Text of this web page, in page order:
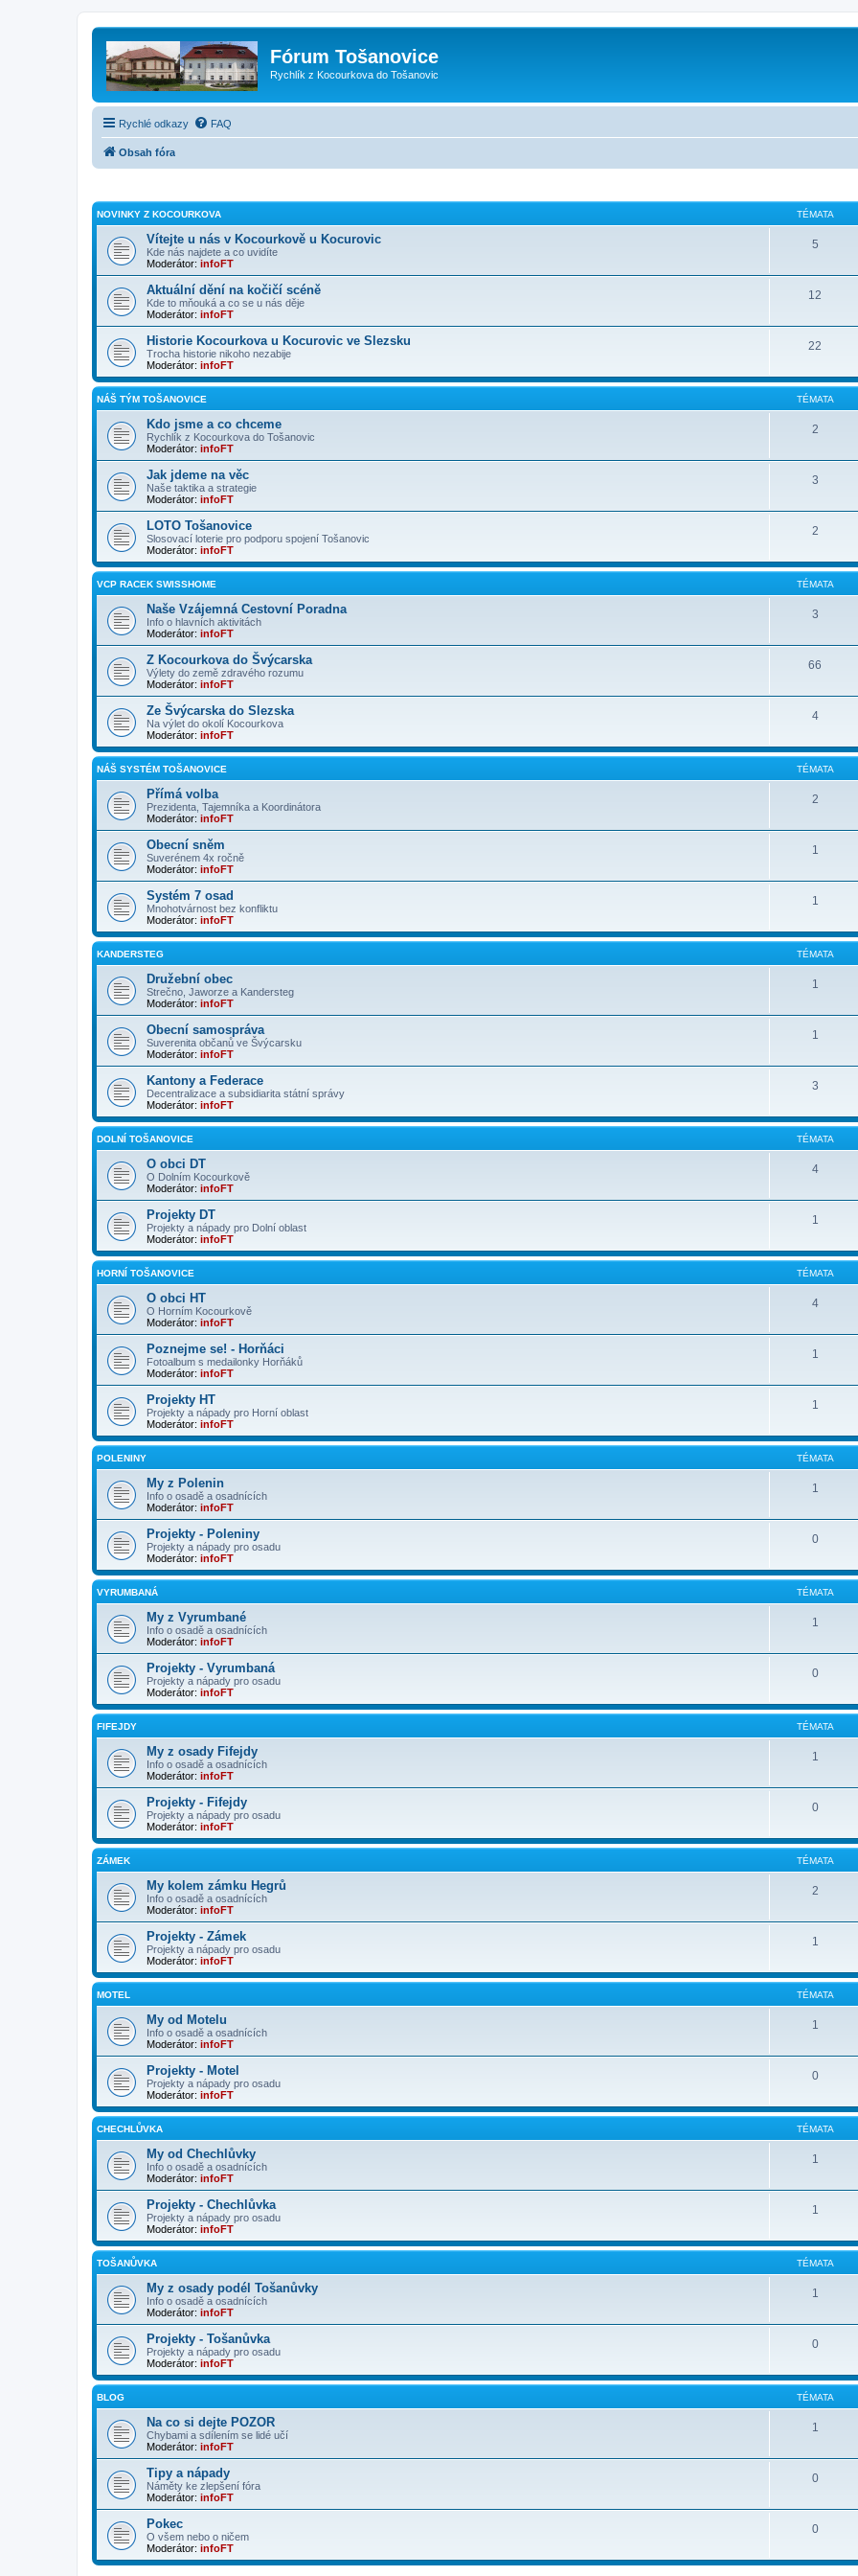
Fórum Tošanovice
Rychlík z Kocourkova do Tošanovic
Rychlé odkazy FAQ
Obsah fóra
NOVINKY Z KOCOURKOVA TÉMATA
Vítejte u nás v Kocourkově u Kocurovic
Kde nás najdete a co uvidíte
Moderátor: infoFT
5
Aktuální dění na kočičí scéně
Kde to mňouká a co se u nás děje
Moderátor: infoFT
12
Historie Kocourkova u Kocurovic ve Slezsku
Trocha historie nikoho nezabije
Moderátor: infoFT
22
NÁŠ TÝM TOŠANOVICE TÉMATA
Kdo jsme a co chceme
Rychlík z Kocourkova do Tošanovic
Moderátor: infoFT
2
Jak jdeme na věc
Naše taktika a strategie
Moderátor: infoFT
3
LOTO Tošanovice
Slosovací loterie pro podporu spojení Tošanovic
Moderátor: infoFT
2
VCP RACEK SWISSHOME TÉMATA
Naše Vzájemná Cestovní Poradna
Info o hlavních aktivitách
Moderátor: infoFT
3
Z Kocourkova do Švýcarska
Výlety do země zdravého rozumu
Moderátor: infoFT
66
Ze Švýcarska do Slezska
Na výlet do okolí Kocourkova
Moderátor: infoFT
4
NÁŠ SYSTÉM TOŠANOVICE TÉMATA
Přímá volba
Prezidenta, Tajemníka a Koordinátora
Moderátor: infoFT
2
Obecní sněm
Suverénem 4x ročně
Moderátor: infoFT
1
Systém 7 osad
Mnohotvárnost bez konfliktu
Moderátor: infoFT
1
KANDERSTEG TÉMATA
Družební obec
Strečno, Jaworze a Kandersteg
Moderátor: infoFT
1
Obecní samospráva
Suverenita občanů ve Švýcarsku
Moderátor: infoFT
1
Kantony a Federace
Decentralizace a subsidiarita státní správy
Moderátor: infoFT
3
DOLNÍ TOŠANOVICE TÉMATA
O obci DT
O Dolním Kocourkově
Moderátor: infoFT
4
Projekty DT
Projekty a nápady pro Dolní oblast
Moderátor: infoFT
1
HORNÍ TOŠANOVICE TÉMATA
O obci HT
O Horním Kocourkově
Moderátor: infoFT
4
Poznejme se! - Horňáci
Fotoalbum s medailonky Horňáků
Moderátor: infoFT
1
Projekty HT
Projekty a nápady pro Horní oblast
Moderátor: infoFT
1
POLENINY TÉMATA
My z Polenin
Info o osadě a osadnících
Moderátor: infoFT
1
Projekty - Poleniny
Projekty a nápady pro osadu
Moderátor: infoFT
0
VYRUMBANÁ TÉMATA
My z Vyrumbané
Info o osadě a osadnících
Moderátor: infoFT
1
Projekty - Vyrumbaná
Projekty a nápady pro osadu
Moderátor: infoFT
0
FIFEJDY TÉMATA
My z osady Fifejdy
Info o osadě a osadnících
Moderátor: infoFT
1
Projekty - Fifejdy
Projekty a nápady pro osadu
Moderátor: infoFT
0
ZÁMEK TÉMATA
My kolem zámku Hegrů
Info o osadě a osadnících
Moderátor: infoFT
2
Projekty - Zámek
Projekty a nápady pro osadu
Moderátor: infoFT
1
MOTEL TÉMATA
My od Motelu
Info o osadě a osadnících
Moderátor: infoFT
1
Projekty - Motel
Projekty a nápady pro osadu
Moderátor: infoFT
0
CHECHLŮVKA TÉMATA
My od Chechlůvky
Info o osadě a osadnících
Moderátor: infoFT
1
Projekty - Chechlůvka
Projekty a nápady pro osadu
Moderátor: infoFT
1
TOŠANŮVKA TÉMATA
My z osady podél Tošanůvky
Info o osadě a osadnících
Moderátor: infoFT
1
Projekty - Tošanůvka
Projekty a nápady pro osadu
Moderátor: infoFT
0
BLOG TÉMATA
Na co si dejte POZOR
Chybami a sdílením se lidé učí
Moderátor: infoFT
1
Tipy a nápady
Náměty ke zlepšení fóra
Moderátor: infoFT
0
Pokec
O všem nebo o ničem
Moderátor: infoFT
0